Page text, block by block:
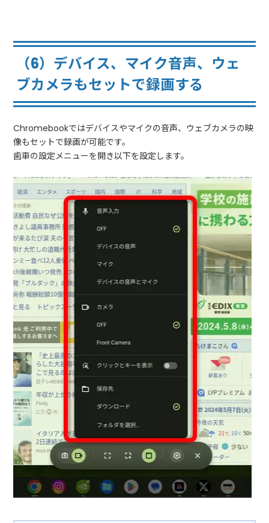
（6）デバイス、マイク音声、ウェ
ブカメラもセットで録画する
Chromebookではデバイスやマイクの音声、ウェブカメラの映
像もセットで録画が可能です。
歯車の設定メニューを開き以下を設定します。